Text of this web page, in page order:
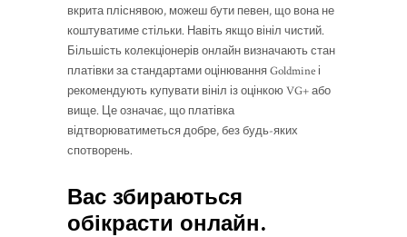
вкрита пліснявою, можеш бути певен, що вона не
коштуватиме стільки. Навіть якщо вініл чистий.
Більшість колекціонерів онлайн визначають стан
платівки за стандартами оцінювання Goldmine і
рекомендують купувати вініл із оцінкою VG+ або
вище. Це означає, що платівка
відтворюватиметься добре, без будь-яких
спотворень.
Вас збираються
обікрасти онлайн.